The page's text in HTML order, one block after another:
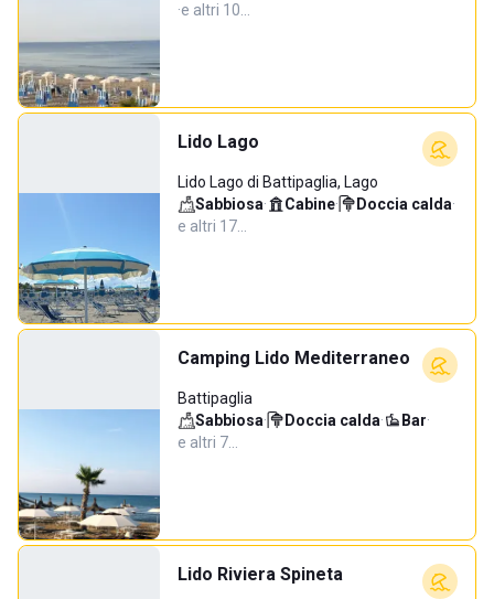
·e altri 10…
Lido Lago
Lido Lago di Battipaglia, Lago
Sabbiosa· Cabine· Doccia calda·
e altri 17…
Camping Lido Mediterraneo
Battipaglia
Sabbiosa· Doccia calda· Bar·
e altri 7…
Lido Riviera Spineta